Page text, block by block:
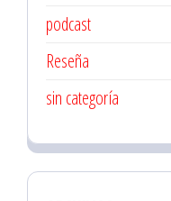
podcast
Reseña
sin categoría